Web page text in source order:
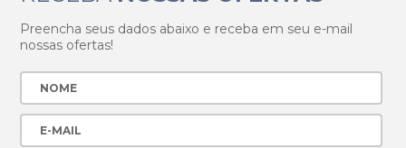
Preencha seus dados abaixo e receba em seu e-mail
nossas ofertas!